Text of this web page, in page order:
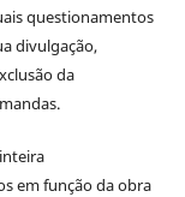
questionamentos
divulgação,
da
em função da obra